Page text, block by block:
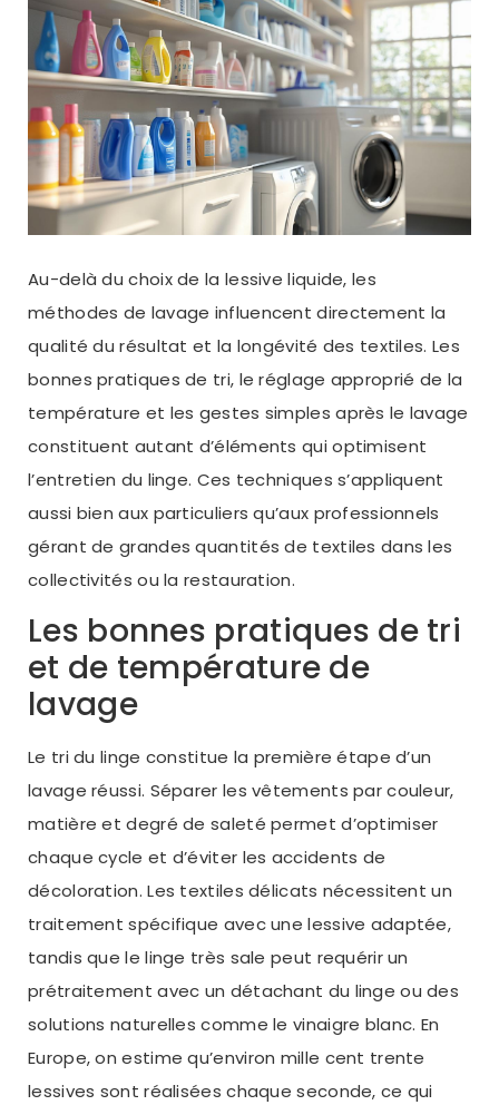
Au-delà du choix de la lessive liquide, les
méthodes de lavage influencent directement la
qualité du résultat et la longévité des textiles. Les
bonnes pratiques de tri, le réglage approprié de la
température et les gestes simples après le lavage
constituent autant d’éléments qui optimisent
l’entretien du linge. Ces techniques s’appliquent
aussi bien aux particuliers qu’aux professionnels
gérant de grandes quantités de textiles dans les
collectivités ou la restauration.
Les bonnes pratiques de tri
et de température de
lavage
Le tri du linge constitue la première étape d’un
lavage réussi. Séparer les vêtements par couleur,
matière et degré de saleté permet d’optimiser
chaque cycle et d’éviter les accidents de
décoloration. Les textiles délicats nécessitent un
traitement spécifique avec une lessive adaptée,
tandis que le linge très sale peut requérir un
prétraitement avec un détachant du linge ou des
solutions naturelles comme le vinaigre blanc. En
Europe, on estime qu’environ mille cent trente
lessives sont réalisées chaque seconde, ce qui